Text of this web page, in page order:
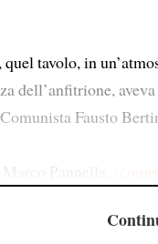
tavolo, in
dell’anfitrione,
Fausto